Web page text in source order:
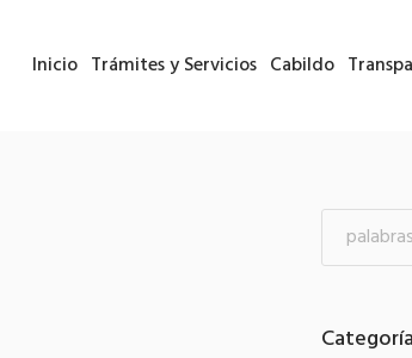
Inicio Trámites y Servicios Cabildo